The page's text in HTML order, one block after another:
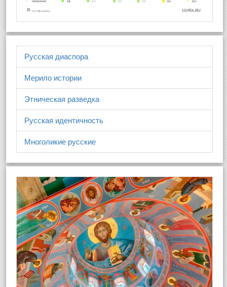
Русская диаспора
Мерило истории
Этническая разведка
Русская идентичность
Многоликие русские